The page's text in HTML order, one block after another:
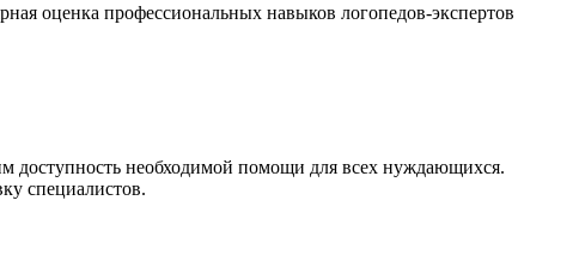
оценка профессиональных навыков логопедов-экспертов
доступность необходимой помощи для всех нуждающихся.
специалистов.